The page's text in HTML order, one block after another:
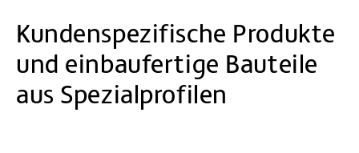
Kundenspezifische Produkte
und einbaufertige Bauteile
aus Spezialprofilen